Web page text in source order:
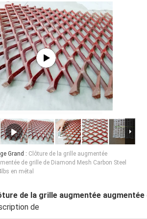
Grand : Clôture de la grille augmentée
de grille de Diamond Mesh Carbon Steel
en métal
de la grille augmentée
de